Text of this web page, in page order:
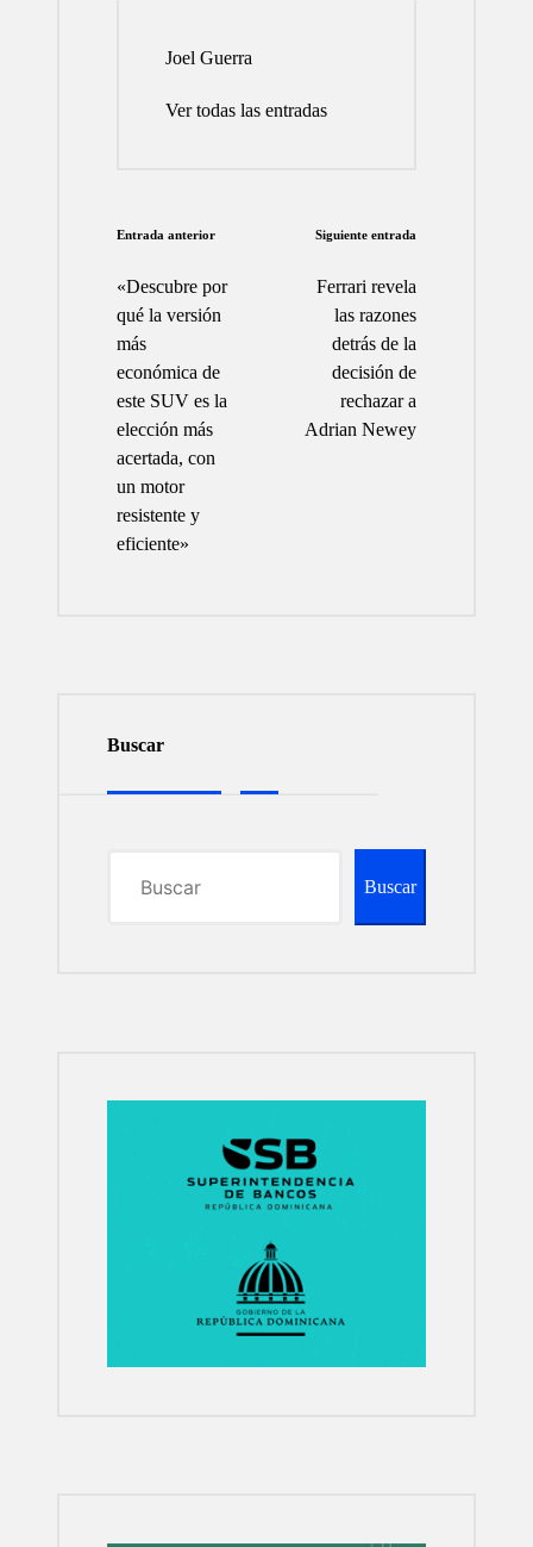
Joel Guerra
Ver todas las entradas
Navegación
de
entradas
Entrada anterior
«Descubre por
qué la versión
más
económica de
este SUV es la
elección más
acertada, con
un motor
resistente y
eficiente»
Siguiente entrada
Ferrari revela
las razones
detrás de la
decisión de
rechazar a
Adrian Newey
Buscar
Buscar